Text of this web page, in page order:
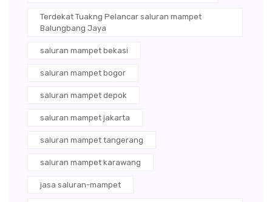
Terdekat Tuakng Pelancar saluran mampet
Balungbang Jaya
saluran mampet bekasi
saluran mampet bogor
saluran mampet depok
saluran mampet jakarta
saluran mampet tangerang
saluran mampet karawang
jasa saluran-mampet